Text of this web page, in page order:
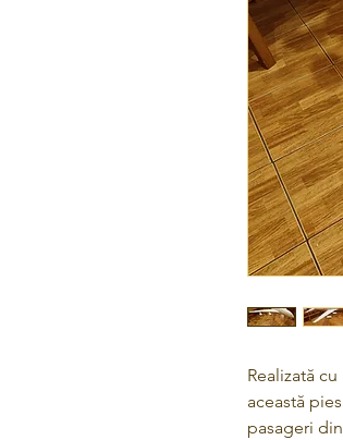
Realizată
această
pasageri